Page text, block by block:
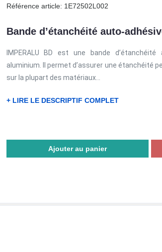
Référence article: 1E72502L002
Bande d’étanchéité auto-
IMPERALU BD est une bande
aluminium. Il permet d’assurer une étanchéité
sur la plupart des matériaux...
+ LIRE LE DESCRIPTIF COMPLET